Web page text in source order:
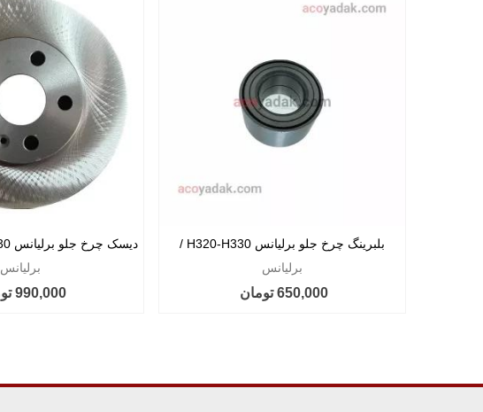
بلبرینگ چرخ جلو برلیانس H320-H330 /
کراس
برلیانس
650,000 تومان
دیسک چرخ جلو برلیانس H320-H330 / کراس
برلیانس
990,000 تومان